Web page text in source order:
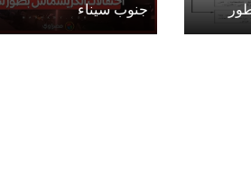
جنوب سيناء